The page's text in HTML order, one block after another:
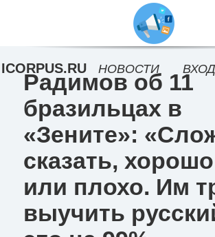
Радимов об 11
бразильцах в
«Зените»:
сказать,
или плохо. Им
выучить
ICORPUS.RU НОВОСТИ ВХОД